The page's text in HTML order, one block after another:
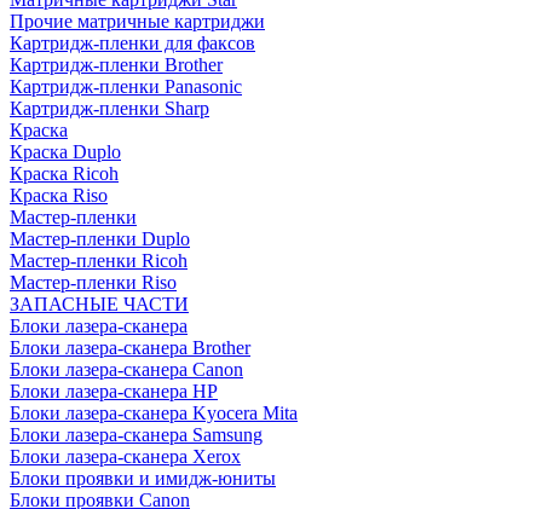
Прочие матричные картриджи
Картридж-пленки для факсов
Картридж-пленки Brother
Картридж-пленки Panasonic
Картридж-пленки Sharp
Краска
Краска Duplo
Краска Ricoh
Краска Riso
Мастер-пленки
Мастер-пленки Duplo
Мастер-пленки Ricoh
Мастер-пленки Riso
ЗАПАСНЫЕ ЧАСТИ
Блоки лазера-сканера
Блоки лазера-сканера Brother
Блоки лазера-сканера Canon
Блоки лазера-сканера HP
Блоки лазера-сканера Kyocera Mita
Блоки лазера-сканера Samsung
Блоки лазера-сканера Xerox
Блоки проявки и имидж-юниты
Блоки проявки Canon